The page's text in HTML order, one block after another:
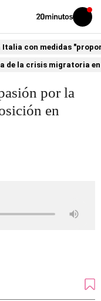
Volver
Iniciar
sesión
Italia con medidas
de la crisis migratoria
por la
en